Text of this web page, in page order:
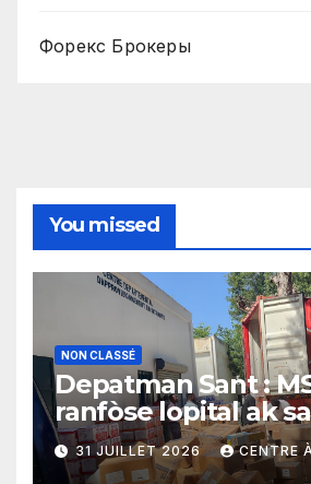
Форекс Брокеры
You missed
NON CLASSÉ
Depatman Sant :
ranfòse lopital ak
yo ak yon enpòtan
materyèl medikal
31 JUILLET 2026 CENTRE